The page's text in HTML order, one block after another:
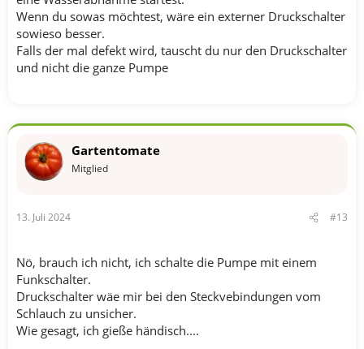
Wenn du sowas möchtest, wäre ein externer Druckschalter
sowieso besser.
Falls der mal defekt wird, tauscht du nur den Druckschalter
und nicht die ganze Pumpe
Gartentomate
Mitglied
13. Juli 2024 #13
Nö, brauch ich nicht, ich schalte die Pumpe mit einem
Funkschalter.
Druckschalter wäe mir bei den Steckvebindungen vom
Schlauch zu unsicher.
Wie gesagt, ich gieße händisch....